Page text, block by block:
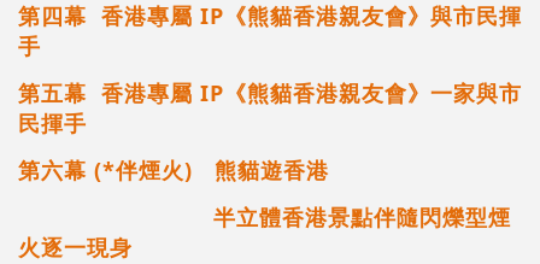
第四幕 香港專屬 IP《熊貓香港親友會》與市民揮
手
第五幕 香港專屬 IP《熊貓香港親友會》一家與市
民揮手
第六幕 (*伴煙火) 熊貓遊香港
半立體香港景點伴隨閃爍型煙
火逐一現身